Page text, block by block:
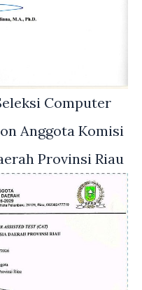
Computer
Anggota Komisi
Provinsi Riau